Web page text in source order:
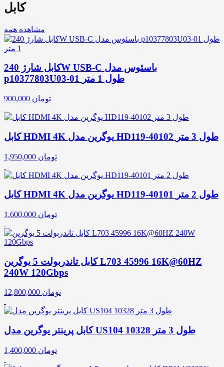
کابل
مشاهده همه
کابل شارژ 240W USB-C باسئوس مدل
p10377803U03-01 طول 1 متر
900,000 تومان
کابل HDMI 4K یوگرین مدل HD119-40102 طول 3 متر
1,950,000 تومان
کابل HDMI 4K یوگرین مدل HD119-40101 طول 2 متر
1,600,000 تومان
کابل تاندربولت 5 یوگرین L703 45996 16K@60HZ
240W 120Gbps
12,800,000 تومان
کابل پرینتر یوگرین مدل US104 10328 طول 3 متر
1,400,000 تومان